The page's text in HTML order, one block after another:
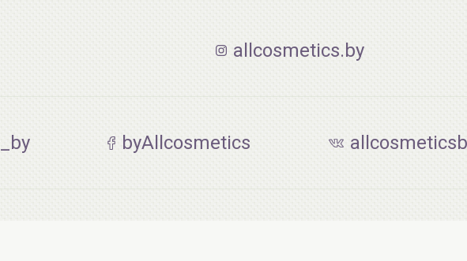
allcosmetics.by
byAllcosmetics